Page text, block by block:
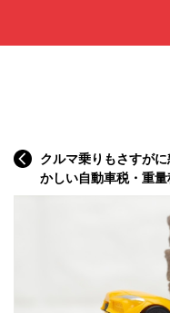
クルマ乗りもさすが
かしい自動車税・重